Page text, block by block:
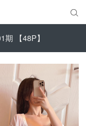

【48P】